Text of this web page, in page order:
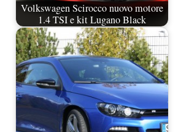
Volkswagen Scirocco nuovo motore
1.4 TSI e kit Lugano Black